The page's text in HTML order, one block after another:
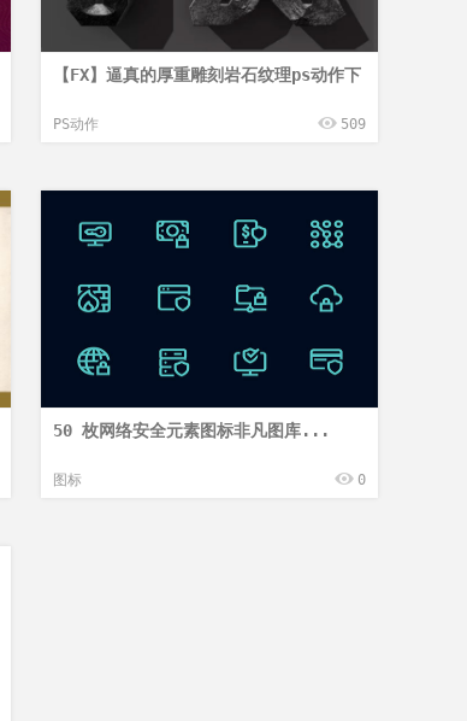
【FX】逼真的厚重雕刻岩石纹理ps动作下
PS动作 509
50 枚网络安全元素图标非凡图库...
图标 0